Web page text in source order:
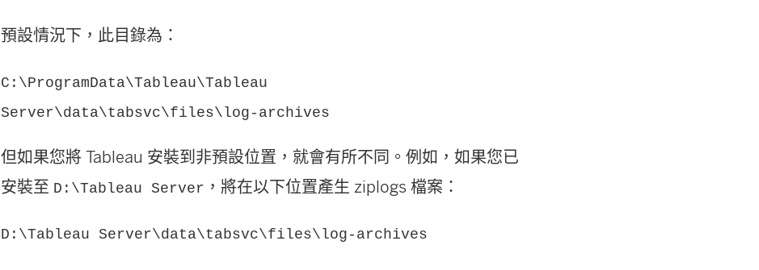
預設情況下，此目錄為：
C:\ProgramData\Tableau\Tableau
Server\data\tabsvc\files\log-archives
但如果您將 Tableau 安裝到非預設位置，就會有所不同。例如，如果您已
安裝至 D:\Tableau Server ，將在以下位置產生 ziplogs 檔案：
D:\Tableau Server\data\tabsvc\files\log-archives